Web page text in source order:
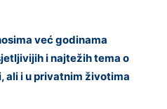
već godinama
i najtežih tema o
ali i u privatnim životima